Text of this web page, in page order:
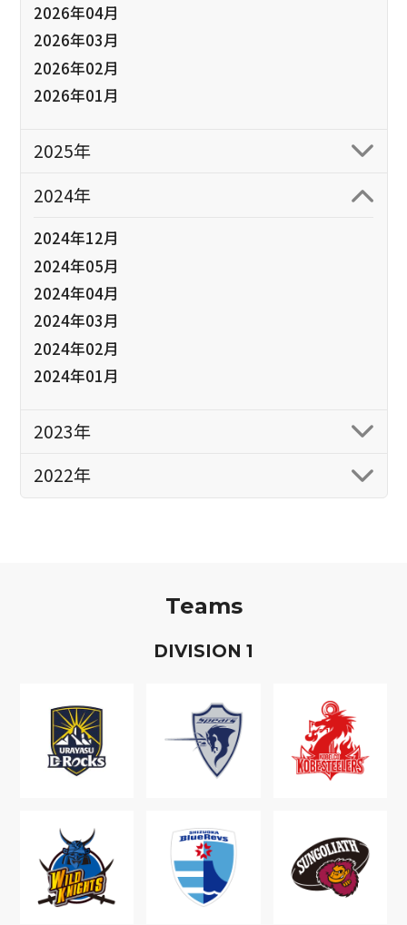
2026年04月
2026年03月
2026年02月
2026年01月
2025年
2024年
2024年12月
2024年05月
2024年04月
2024年03月
2024年02月
2024年01月
2023年
2022年
Teams
DIVISION 1